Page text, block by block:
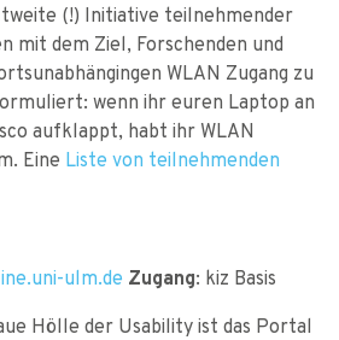
(!) Initiative teilnehmender
mit dem Ziel, Forschenden und
WLAN Zugang zu
wenn ihr euren Laptop an
aufklappt, habt ihr WLAN
Eine Liste von teilnehmenden
ulm.de Zugang: kiz Basis
Hölle der Usability ist das Portal